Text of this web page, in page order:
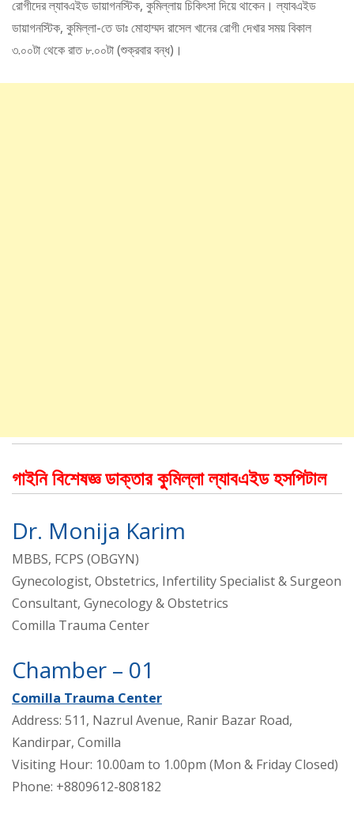
রোগীদের ল্যাবএইড ডায়াগনস্টিক, কুমিল্লায় চিকিৎসা দিয়ে থাকেন। ল্যাবএইড
ডায়াগনস্টিক, কুমিল্লা-তে ডাঃ মোহাম্মদ রাসেল খানের রোগী দেখার সময় বিকাল
৩.০০টা থেকে রাত ৮.০০টা (শুক্রবার বন্ধ)।
গাইনি বিশেষজ্ঞ ডাক্তার কুমিল্লা ল্যাবএইড হসপিটাল
Dr. Monija Karim
MBBS, FCPS (OBGYN)
Gynecologist, Obstetrics, Infertility Specialist & Surgeon
Consultant, Gynecology & Obstetrics
Comilla Trauma Center
Chamber – 01
Comilla Trauma Center
Address: 511, Nazrul Avenue, Ranir Bazar Road,
Kandirpar, Comilla
Visiting Hour: 10.00am to 1.00pm (Mon & Friday Closed)
Phone: +8809612-808182